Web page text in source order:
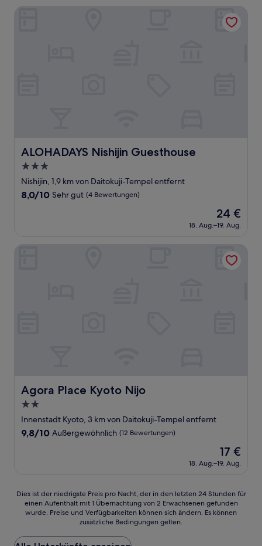
Bewertungen)
ALOHADAYS Nishijin Guesthouse
ALOHADAYS Nishijin Guesthouse
3.0-
Sterne-
Unterkunft
Nishijin, 1,9 km von Daitokuji-Tempel entfernt
8.0
(4
8,0/10 Sehr gut (4 Bewertungen)
Der
Preis
beträgt
24 €
18. Aug.–19. Aug.
Agora Place Kyoto Nijo
Agora Place Kyoto Nijo
2.0-
Sterne-
Unterkunft
Innenstadt Kyoto, 3 km von Daitokuji-Tempel entfernt
9.8
9,8/10 Außergewöhnlich (12 Bewertungen)
Der
Preis
beträgt
17 €
18. Aug.–19. Aug.
Dies
der
Preis
Dies ist der niedrigste Preis pro Nacht, der in den letzten 24 Stunden für
einen Aufenthalt mit 1 Übernachtung von 2 Erwachsenen gefunden
wurde. Preise und Verfügbarkeiten können sich ändern. Es können
zusätzliche Bedingungen gelten.